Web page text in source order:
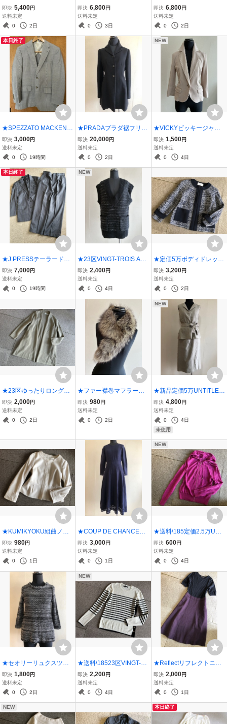
ルブラウス&パンツセット
アップ0★黒
即決 5,400円
送料未定
0
2日
OIS ARRONDISSEMENT
Sリブニットパンツスーツ
32★青
即決 6,800円
送料未定
0
3日
ーツ0★黒
即決 6,800円
送料未定
0
2日
本日終了
★SPEZZATO MACKENZI
Eスペザートマッケンジー
シルク混テーラードジャ
ケットA5★グレー
即決 3,000円
送料未定
0
19時間
★PRADAプラダ裾フリル
フレアロングジャケット
★黒
即決 20,000円
送料未定
0
2日
NEW
★VICKYビッキージャー
ジーストレッチ７分袖ジ
ャケット１★B
即決 1,500円
送料未定
0
4日
本日終了
★J.PRESSテーラードジ
ャケットスーツA5★グレ
ー
即決 7,000円
送料未定
0
19時間
NEW
★23区VINGT-TROIS AR
RONDISSEMENTSふわふ
わゆったりVネックベスト
32★黒
即決 2,400円
送料未定
0
4日
★定価5万ボディドレッシ
ングツイードジャケット3
4★紺
即決 3,200円
送料未定
0
2日
★23区ゆったりロングニ
ットカーディガンコート3
2★カーキベージュ
即決 2,000円
送料未定
0
2日
★ファー襟巻マフラーク
リップ付き★
即決 980円
送料未定
0
2日
NEW
★新品定価5万UNTITLED
アンタイトルブラウス&キ
ュロットスカートスーツ0
★B
即決 4,800円
送料未定
0
4日
未使用
★KUMIKYOKU組曲ノー
カラージャケット1★白
即決 980円
送料未定
0
1日
★COUP DE CHANCEク
ードシャンスニットワン
ピ36★紺
即決 3,000円
送料未定
0
1日
NEW
★送料\185定価2.5万UNTI
TLEDアンタイトルリネン
混ニットパーカー0★P
即決 600円
送料未定
0
4日
★セオリーリュクスツイ
ード風フレアニットトッ
プス★黒
即決 1,800円
送料未定
0
2日
NEW
★送料\18523区VINGT-TR
OIS ARRONDISSEMENT
Sサイドボタンボーダーニ
ット32★白黒
即決 2,200円
送料未定
0
4日
★Reflectリフレクトニッ
トドッキング異素材ワン
ピ9★黒紫
即決 2,000円
送料未定
0
1日
NEW 本日終了